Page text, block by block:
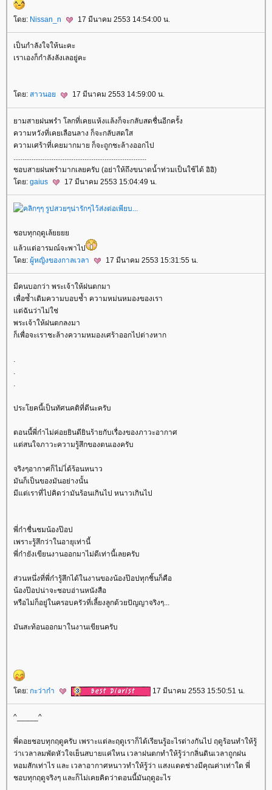
ดย: Nissan_n 17 มีนาคม 2553 14:54:00 น.
เป็นกำลังใจให้นะคะ
เราเองก็กำลังลังเลอยู่คะ
ดย: สาวนอ 17 มีนาคม 2553 14:59:00 น.
ามสายฝนพรำ โลกที่เคยแห้งแล้งก็จะกลับสดชื่นอีกครั้ง
ความหวังที่เคยเลือนลาง ก็จะกลับสดใส
ความเศร้าที่เคยมากมาย ก็จะถูกชะล้างออกไป
ชอบสายฝนพรำมากเลยครับ (อย่าให้ถึงขนาดน้ำท่วมเป็นใช้ได้ อิอิ)
ดย: gaius 17 มีนาคม 2553 15:04:49 น.
ชอบทุกฤดูเล้
ล้วแต่อารมณ์จะพาไป
ดย: ผู้หญิงของกาลเวลา 17 มีนาคม 2553 15:31:55 น.
มีคนบอกว่า พระเจ้าให้ฝนตกมา
เพื่อซ้ำเติมความบอบช้ำ ความหม่นหมองของเรา
ต่ฉันว่าไม่ใช่
พระเจ้าให้ฝนตกลงมา
ก็เพื่อจะเราชะล้างความหมองเศร้าออกไปต่างหาก
.
.
.
ประโยคนี้เป็นทัศนคติที่ดีนะครับ
ตอนนี้พี่ก๋าไม่ค่อยยินดียินร้ายกับเรื่องของภาวะอากาศ
ต่สนใจภาวะความรู้สึกของตนเองครับ
จริงๆอากาศก็ไม่ไ่ด้ร้อนหนาว
มันก็เป็นของมันอย่างนั้น
มีแต่เราที่ไปคิดว่ามันร้อนเกินไป หนาวเกินไป
พี่ก๋าชื่นชมน้องป๊อป
เพราะรู้สึกว่าในอายุเท่านี้
พี่ก๋ายังเขียนงานออกมาไม่ดีเท่านี้เลยครับ
ส่วนหนึ่งที่พี่ก๋ารู้สึกได้ในงานของน้องป๊อปทุกชิ้นก็คือ
น้องป๊อปน่าจะชอบอ่านหนังสือ
หรือไม่ก็อยู่ในครอบครัวที่เลี้ยงลูกด้วยปัญญาจริงๆ...
มันสะท้อนออกมาในงานเขียนครับ
ดย: กะว่าก๋า 17 มีนาคม 2553 15:50:51 น.
^_____^
พี่ดอยชอบทุกฤดูครับ เพราะแต่ละฤดูเราก็ได้เรียนรู้อะไรต่างกันไป ฤดูร้อนทำให้รู้
ว่าเวลาลมพัดหัวใจเย็นสบายแค่ใหน เวลาฝนตกทำให้รู้ว่ากลิ่นดินเวลาถูกฝน
หอมสักเท่าไร และ เวลาอากาศหนาวทำให้รู้ว่า แสงแดดช่างมีคุณค่าเท่าใด พี่
ชอบทุกฤดูจริงๆ และก็ไม่เคยคิดว่าตอนนี้มันฤดูอะไร